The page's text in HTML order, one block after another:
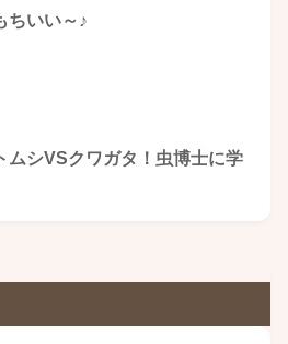
ちいい～♪
ムシVSクワガタ！虫博士に学